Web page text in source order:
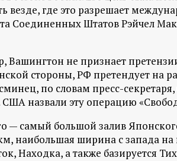
везде, где это разрешает
Соединенных Штатов Рэйчел
Вашингтон не признает
стороны, РФ претендует на
по словам пресс-
США назвали эту операцию
— самый большой залив
наибольшая ширина с запада
Находка, а также базируется